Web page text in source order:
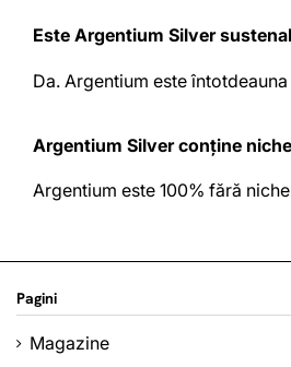
Este Argentium Silver
Da. Argentium este
Argentium Silver conține
Argentium este 100% fără
Pagini
Magazine